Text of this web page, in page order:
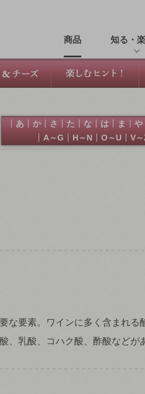
商品 知る・
あ か さ た な は ま や
A～G
H～N O～U V
な要素。ワインに多く含まれる
、乳酸、コハク酸、酢酸などが